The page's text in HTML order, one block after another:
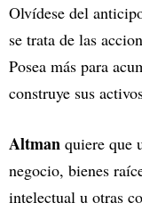
Olvídese del
se trata de las
Posea más para
construye sus
Altman quiere que
negocio, bienes
intelectual u otras